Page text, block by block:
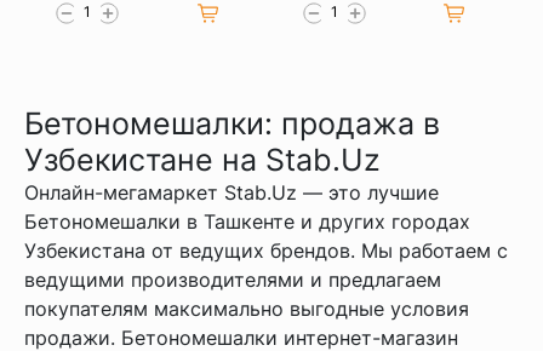
Бетономешалки: продажа в
Узбекистане на Stab.Uz
Онлайн-мегамаркет Stab.Uz — это лучшие
Бетономешалки в Ташкенте и других городах
Узбекистана от ведущих брендов. Мы работаем с
ведущими производителями и предлагаем
покупателям максимально выгодные условия
продажи. Бетономешалки интернет-магазин